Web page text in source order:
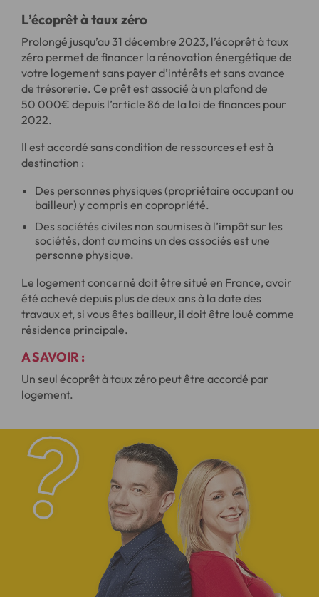
L’écoprêt à taux zéro
Prolongé jusqu’au 31 décembre 2023, l’écoprêt à taux
zéro permet de financer la rénovation énergétique de
votre logement sans payer d’intérêts et sans avance
de trésorerie. Ce prêt est associé à un plafond de
50 000€ depuis l’article 86 de la loi de finances pour
2022.
Il est accordé sans condition de ressources et est à
destination :
Des personnes physiques (propriétaire occupant ou
bailleur) y compris en copropriété.
Des sociétés civiles non soumises à l’impôt sur les
sociétés, dont au moins un des associés est une
personne physique.
Le logement concerné doit être situé en France, avoir
été achevé depuis plus de deux ans à la date des
travaux et, si vous êtes bailleur, il doit être loué comme
résidence principale.
A SAVOIR :
Un seul écoprêt à taux zéro peut être accordé par
logement.